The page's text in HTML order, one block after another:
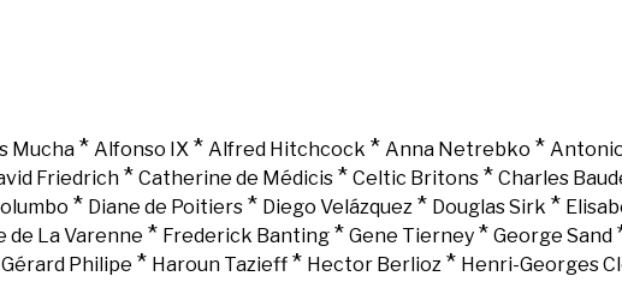
Mucha* Alfonso IX* Alfred Hitchcock * Anna Netrebko *
Friedrich* Catherine de Médicis* Celtic Britons* Charles
* Diane de Poitiers* Diego Velázquez* Douglas Sirk *
de La Varenne * Frederick Banting* Gene Tierney* George Sand
Gérard Philipe * Haroun Tazieff* Hector Berlioz* Henri-Georges